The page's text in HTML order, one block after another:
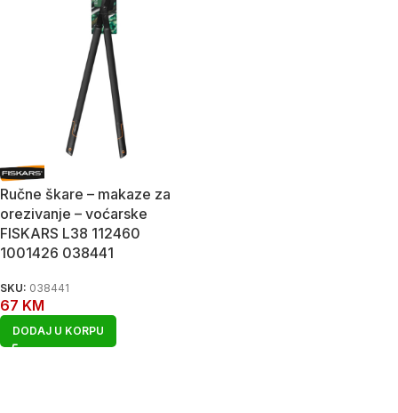
Ručne škare – makaze za
orezivanje – voćarske
FISKARS L38 112460
1001426 038441
SKU: 038441
67 KM
DODAJ U KORPU